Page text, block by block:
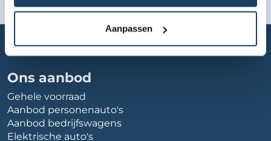
Aanpassen
Ons aanbod
Gehele voorraad
Aanbod personenauto's
Aanbod bedrijfswagens
Elektrische auto's